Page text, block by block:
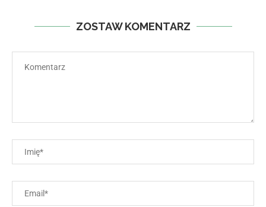
ZOSTAW KOMENTARZ